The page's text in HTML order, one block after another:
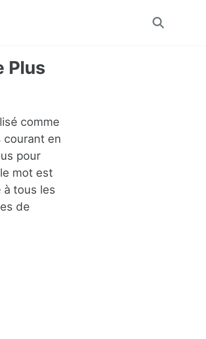
Toggle
Plus
comme
courant en
pour
mot est
à tous les
de